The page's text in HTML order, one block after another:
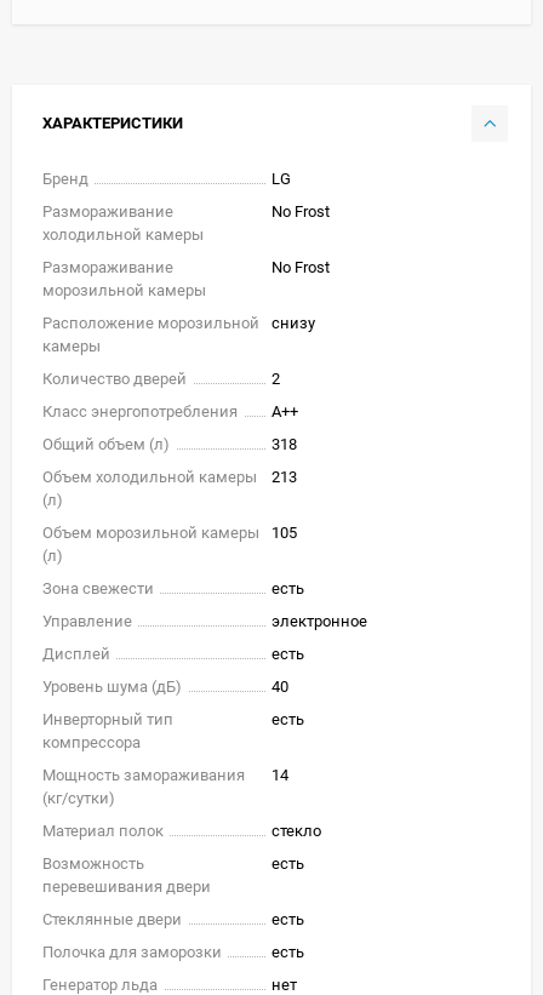
ХАРАКТЕРИСТИКИ
Бренд
LG
Размораживание
холодильной камеры
No Frost
Размораживание
морозильной камеры
No Frost
Расположение морозильной
камеры
снизу
Количество дверей
2
Класс энергопотребления
A++
Общий объем (л)
318
Объем холодильной камеры
(л)
213
Объем морозильной камеры
(л)
105
Зона свежести
есть
Управление
электронное
Дисплей
есть
Уровень шума (дБ)
40
Инверторный тип
компрессора
есть
Мощность замораживания
(кг/cутки)
14
Материал полок
стекло
Возможность
перевешивания двери
есть
Стеклянные двери
есть
Полочка для заморозки
есть
Генератор льда
нет